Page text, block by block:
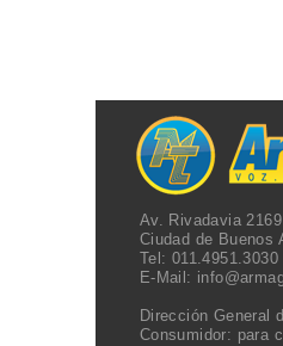
Av. Rivadavia 2169
Ciudad de Buenos
Tel: 011.4951.3030
E-Mail:
Dirección General
Consumidor: para